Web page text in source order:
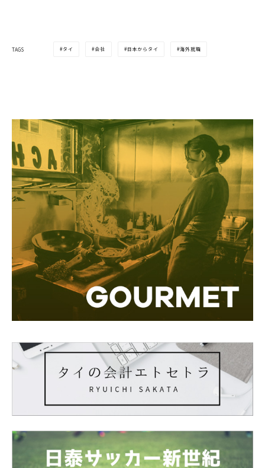
TAGS タイ 会社 日本からタイ 海外就職